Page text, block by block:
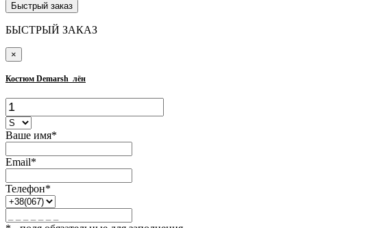
Быстрый заказ
БЫСТРЫЙ ЗАКАЗ
×
Костюм Demarsh_лён
Ваше имя*
Email*
Телефон*